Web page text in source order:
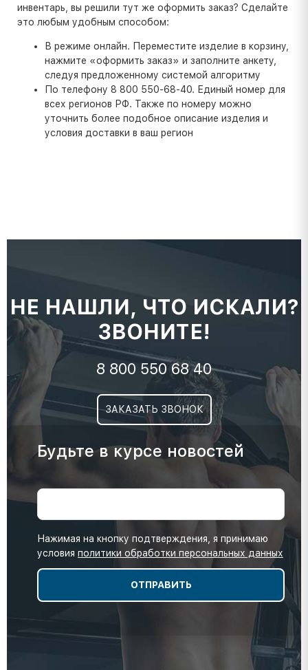
инвентарь, вы решили тут же оформить заказ? Сделайте
это любым удобным способом:
В режиме онлайн. Переместите изделие в корзину,
нажмите «оформить заказ» и заполните анкету,
следуя предложенному системой алгоритму
По телефону 8 800 550-68-40. Единый номер для
всех регионов РФ. Также по номеру можно
уточнить более подобное описание изделия и
условия доставки в ваш регион
НЕ НАШЛИ, ЧТО ИСКАЛИ?
ЗВОНИТЕ!
8 800 550 68 40
ЗАКАЗАТЬ ЗВОНОК
Будьте в курсе новостей
Нажимая на кнопку подтверждения, я принимаю
условия политики обработки персональных данных